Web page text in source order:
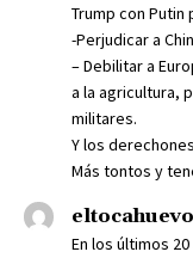
Trump con
-Perjudicar a
– Debilitar a
a la agricultura,
militares.
Y los
Más tontos y
En los últimos